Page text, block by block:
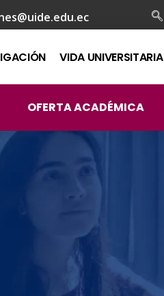
VIDA UNIVERSITARIA
OFERTA ACADÉMICA